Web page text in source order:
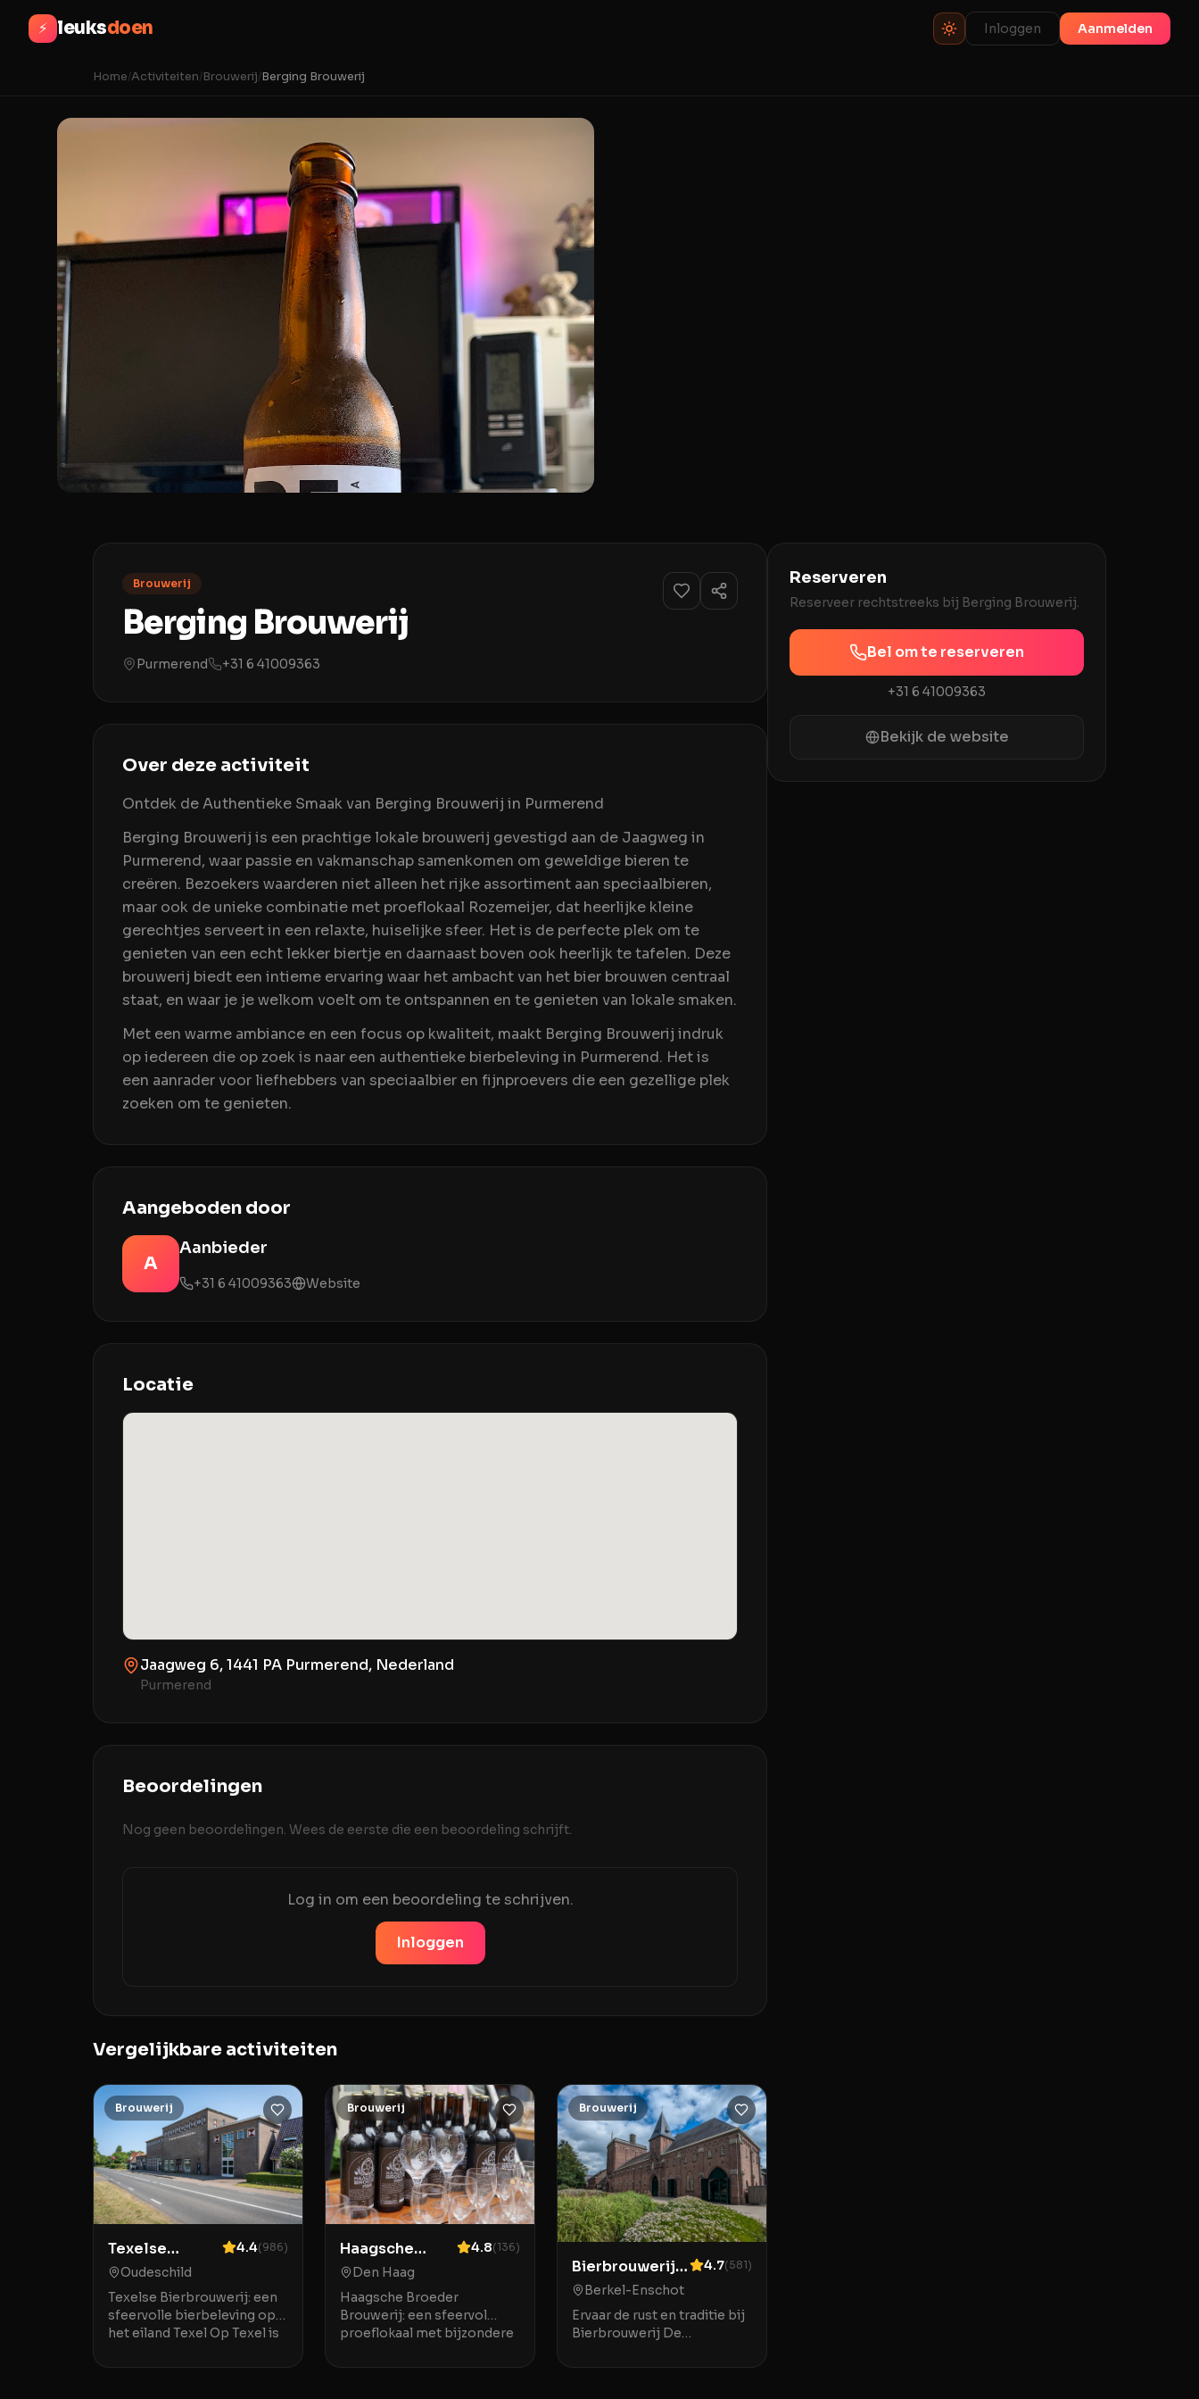
⚡ leuksdoen Inloggen Aanmelden
Home/Activiteiten/Brouwerij/Berging Brouwerij
Brouwerij
Berging Brouwerij
Purmerend +31 6 41009363
Over deze activiteit
Ontdek de Authentieke Smaak van Berging Brouwerij in Purmerend
Berging Brouwerij is een prachtige lokale brouwerij gevestigd aan de Jaagweg in
Purmerend, waar passie en vakmanschap samenkomen om geweldige bieren te
creëren. Bezoekers waarderen niet alleen het rijke assortiment aan speciaalbieren,
maar ook de unieke combinatie met proeflokaal Rozemeijer, dat heerlijke kleine
gerechtjes serveert in een relaxte, huiselijke sfeer. Het is de perfecte plek om te
genieten van een echt lekker biertje en daarnaast boven ook heerlijk te tafelen. Deze
brouwerij biedt een intieme ervaring waar het ambacht van het bier brouwen centraal
staat, en waar je je welkom voelt om te ontspannen en te genieten van lokale smaken.
Met een warme ambiance en een focus op kwaliteit, maakt Berging Brouwerij indruk
op iedereen die op zoek is naar een authentieke bierbeleving in Purmerend. Het is
een aanrader voor liefhebbers van speciaalbier en fijnproevers die een gezellige plek
zoeken om te genieten.
Aangeboden door
A
Aanbieder
+31 6 41009363 Website
Locatie
Jaagweg 6, 1441 PA Purmerend, Nederland
Purmerend
Beoordelingen
Nog geen beoordelingen. Wees de eerste die een beoordeling schrijft.
Log in om een beoordeling te schrijven.
Inloggen
Vergelijkbare activiteiten
Brouwerij
Texelse
Bierbrouwerij
4.4(986)
Oudeschild
Texelse Bierbrouwerij: een
sfeervolle bierbeleving op
het eiland Texel Op Texel is
een geliefde plek voor
Brouwerij
Haagsche
Broeder
Brouwerij
4.8(136)
Den Haag
Haagsche Broeder
Brouwerij: een sfeervol
proeflokaal met bijzondere
centrum van Den Haag biedt
Brouwerij
Bierbrouwerij
De
Koningshoeven
4.7(581)
Berkel-Enschot
Ervaar de rust en traditie bij
Bierbrouwerij De
Bierbrouwerij De
Reserveren
Reserveer rechtstreeks bij Berging Brouwerij.
Bel om te reserveren
+31 6 41009363
Bekijk de website